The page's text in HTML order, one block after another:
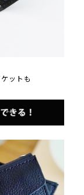
ットも